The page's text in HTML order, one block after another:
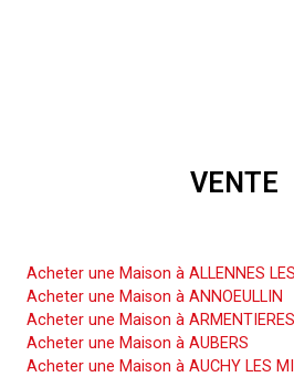
VENTE
Acheter une Maison à ALLENNES
Acheter une Maison à ANNOEULLIN
Acheter une Maison à ARMENTIERES
Acheter une Maison à AUBERS
Acheter une Maison à AUCHY LES